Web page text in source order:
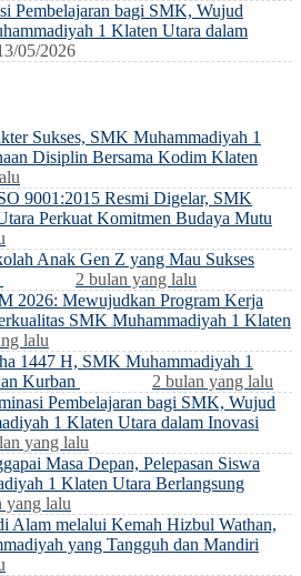
Pembelajaran bagi SMK, Wujud
1 Klaten Utara dalam
05/2026
Sukses, SMK Muhammadiyah 1
Disiplin Bersama Kodim Klaten
9001:2015 Resmi Digelar, SMK
Perkuat Komitmen Budaya Mutu
Anak Gen Z yang Mau Sukses
2 bulan yang lalu
2026: Mewujudkan Program Kerja
SMK Muhammadiyah 1 Klaten
lalu
1447 H, SMK Muhammadiyah 1
Kurban
2 bulan yang lalu
Pembelajaran bagi SMK, Wujud
1 Klaten Utara dalam Inovasi
yang lalu
Masa Depan, Pelepasan Siswa
1 Klaten Utara Berlangsung
yang lalu
Alam melalui Kemah Hizbul Wathan,
yang Tangguh dan Mandiri